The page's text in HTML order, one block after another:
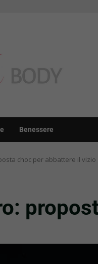
Benessere
choc per abbattere il vizio